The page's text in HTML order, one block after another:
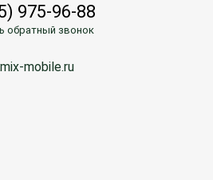
975-96-88
обратный звонок
mobile.ru